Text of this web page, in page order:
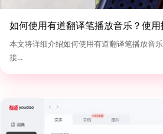
如何使用有道翻译笔播放音乐？使
本文将详细介绍如何使用有道翻译笔播放音
接...